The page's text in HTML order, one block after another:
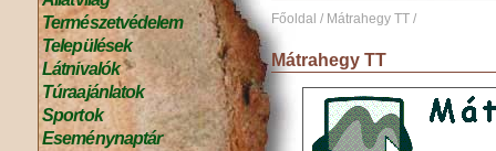
Természetvédelem
Települések
Látnivalók
Túraajánlatok
Sportok
Eseménynaptár
Főoldal / Mátrahegy TT /
Mátrahegy TT